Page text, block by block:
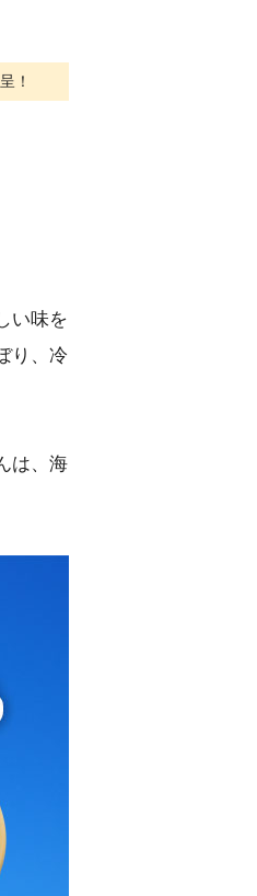
！
い味を
り、冷
は、海